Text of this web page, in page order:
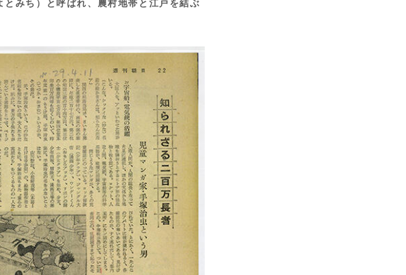
みち）と呼ばれ、農村地帯と江戸を結ぶ